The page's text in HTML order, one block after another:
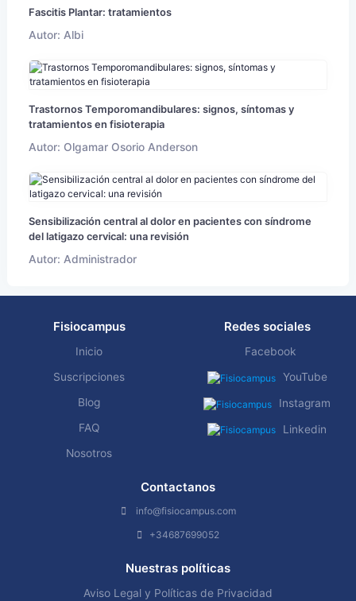
Fascitis Plantar: tratamientos
Autor: Albi
Trastornos Temporomandibulares: signos, síntomas y
tratamientos en fisioterapia
Autor: Olgamar Osorio Anderson
Sensibilización central al dolor en pacientes con síndrome
del latigazo cervical: una revisión
Autor: Administrador
Fisiocampus
Inicio
Suscripciones
Blog
FAQ
Nosotros
Redes sociales
Facebook
YouTube
Instagram
Linkedin
Contactanos
info@fisiocampus.com
+34687699052
Nuestras políticas
Aviso Legal y Políticas de Privacidad